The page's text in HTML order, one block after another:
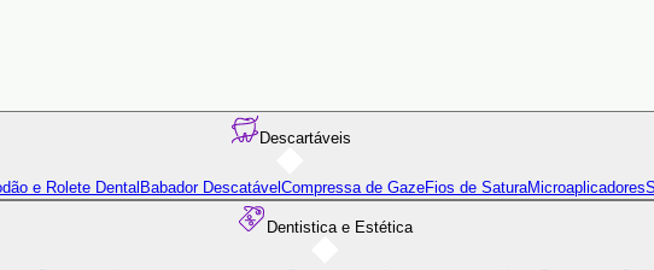
Descartáveis
e Rolete Dental Babador Descatável Compressa de GazeFios de SaturaMicroaplicadores
Dentistica e Estética